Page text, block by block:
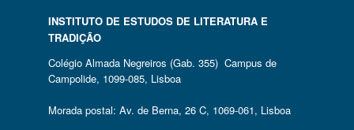
INSTITUTO DE ESTUDOS DE LITERATURA E
TRADIÇÃO
Colégio Almada Negreiros (Gab. 355) Campus de
Campolide, 1099-085, Lisboa
Morada postal: Av. de Berna, 26 C, 1069-061, Lisboa